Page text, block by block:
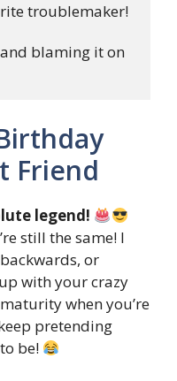
troublemaker!
blaming it on
Friend
legend!
still the same! I
or
with your crazy
when you’re
pretending
be!